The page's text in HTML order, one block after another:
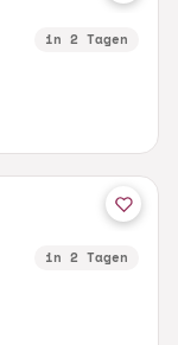
in 2 Tagen
in 2 Tagen